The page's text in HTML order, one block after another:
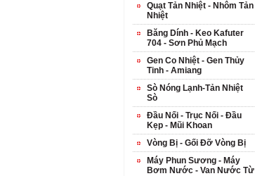
Quạt Tản Nhiệt - Nhôm Tản
Nhiệt
Băng Dính - Keo Kafuter
704 - Sơn Phủ Mạch
Gen Co Nhiệt - Gen Thủy
Tinh - Amiang
Sò Nóng Lạnh-Tản Nhiệt
Sò
Đầu Nối - Trục Nối - Đầu
Kẹp - Mũi Khoan
Vòng Bị - Gối Đỡ Vòng Bị
Máy Phun Sương - Máy
Bơm Nước - Van Nước Từ